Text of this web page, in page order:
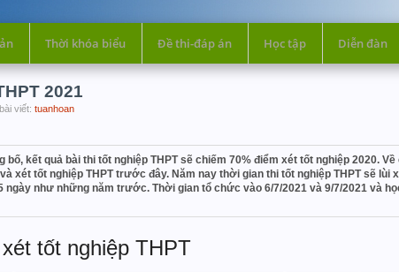
Thời khóa biểu Đề thi-đáp án Học tập Diễn đàn
2021
viết: tuanhoan
bố, kết quả bài thi tốt nghiệp THPT sẽ chiếm 70% điểm xét tốt nghiệp 2020.
xét tốt nghiệp THPT trước đây. Năm nay thời gian thi tốt nghiệp THPT sẽ
ngày như những năm trước. Thời gian tổ chức vào 6/7/2021 và 9/7/2021 và
tốt nghiệp THPT